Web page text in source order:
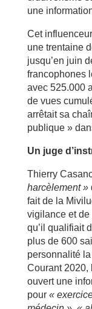
une
Cet
une trentaine
jusqu’en juin
francophones
avec 525.000
de vues
arrêtait sa
publique »
Un juge
Thierry
harcèlement »
fait de la
vigilance et de
qu’il qualifiait
plus de 600
personnalité
Courant 2020,
ouvert une
pour «